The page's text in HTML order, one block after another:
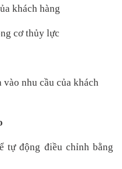
khách hàng
cơ thủy lực
nhu cầu của khách
tự động điều chỉnh bằng